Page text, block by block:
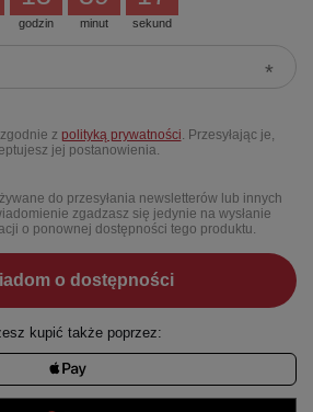
godzin minut sekund
z polityką prywatności . Przesyłając je,
jej postanowienia.
do przesyłania newsletterów lub innych
zgadzasz się jedynie na wysłanie
o ponownej dostępności tego produktu.
o dostępności
kupić także poprzez: